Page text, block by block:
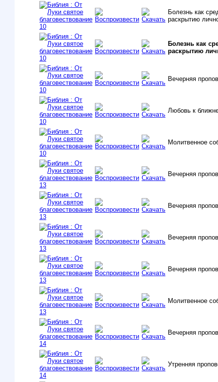
Болезнь как
раскрытию
Болезнь как
раскрытию
Вечерняя
Любовь к
Молитвенное
Вечерняя
Вечерняя
Вечерняя
Вечерняя
Молитвенное
Вечерняя
Утренняя